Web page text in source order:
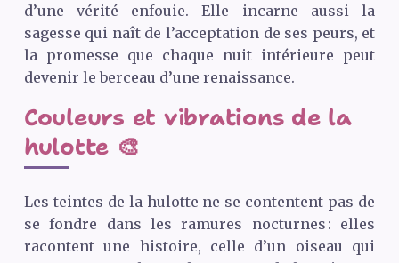
d’une vérité enfouie. Elle incarne aussi la
sagesse qui naît de l’acceptation de ses peurs, et
la promesse que chaque nuit intérieure peut
devenir le berceau d’une renaissance.
Couleurs et vibrations de la
hulotte 🎨
Les teintes de la hulotte ne se contentent pas de
se fondre dans les ramures nocturnes : elles
racontent une histoire, celle d’un oiseau qui